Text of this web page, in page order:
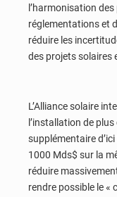
l’harmonisation
réglementations et
réduire les
des projets solaires
L’Alliance solaire
l’installation de
supplémentaire
1000 Mds$ sur la
réduire
rendre possible le «